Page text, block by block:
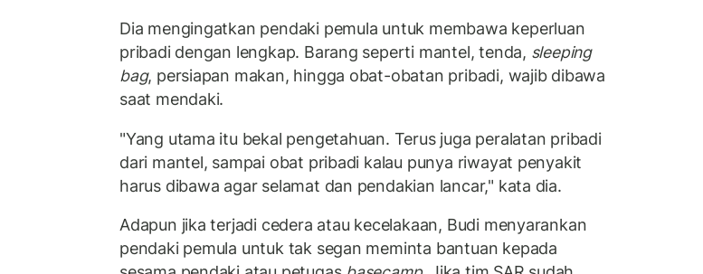
Dia mengingatkan pendaki pemula untuk membawa keperluan
pribadi dengan lengkap. Barang seperti mantel, tenda, sleeping
bag, persiapan makan, hingga obat-obatan pribadi, wajib dibawa
saat mendaki.
"Yang utama itu bekal pengetahuan. Terus juga peralatan pribadi
dari mantel, sampai obat pribadi kalau punya riwayat penyakit
harus dibawa agar selamat dan pendakian lancar," kata dia.
Adapun jika terjadi cedera atau kecelakaan, Budi menyarankan
pendaki pemula untuk tak segan meminta bantuan kepada